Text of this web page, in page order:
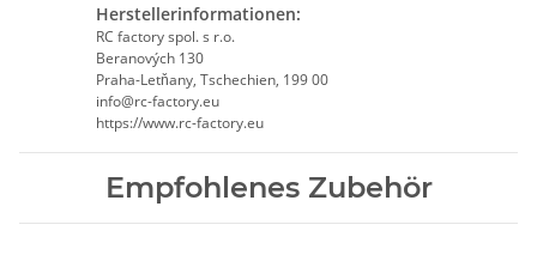
Herstellerinformationen:
RC factory spol. s r.o.
Beranových 130
Praha-Letňany, Tschechien, 199 00
info@rc-factory.eu
https://www.rc-factory.eu
Empfohlenes Zubehör